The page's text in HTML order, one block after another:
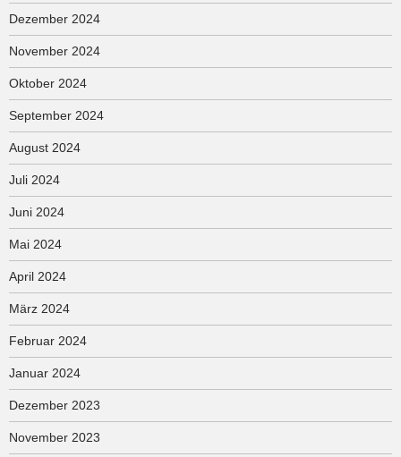
Dezember 2024
November 2024
Oktober 2024
September 2024
August 2024
Juli 2024
Juni 2024
Mai 2024
April 2024
März 2024
Februar 2024
Januar 2024
Dezember 2023
November 2023